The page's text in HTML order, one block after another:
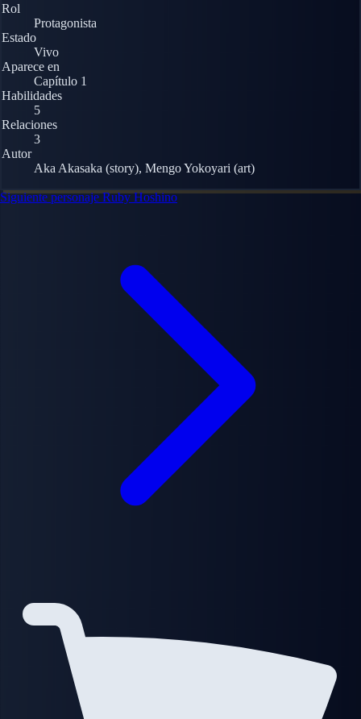
Rol
Protagonista
Estado
Vivo
Aparece en
Capítulo 1
Habilidades
5
Relaciones
3
Autor
Aka Akasaka (story), Mengo Yokoyari (art)
Siguiente personaje Ruby Hoshino